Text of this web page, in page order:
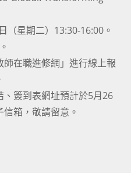
（星期二）13:30-16:00。
在職進修網」進行線上報
簽到表網址預計於5月26
箱，敬請留意。